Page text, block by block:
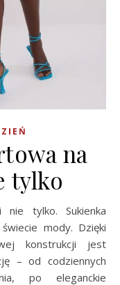
na
tylko
mody. Dzięki
konstrukcji jest
– od codziennych
po eleganckie